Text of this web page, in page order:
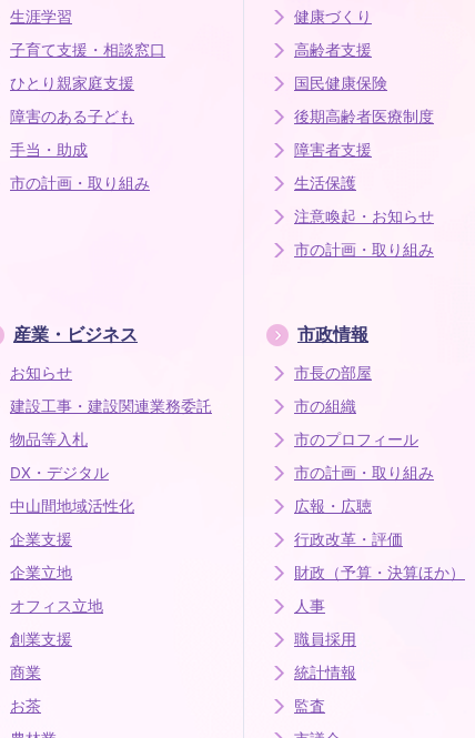
生涯学習
子育て支援・相談窓口
ひとり親家庭支援
障害のある子ども
手当・助成
市の計画・取り組み
健康づくり
高齢者支援
国民健康保険
後期高齢者医療制度
障害者支援
生活保護
注意喚起・お知らせ
市の計画・取り組み
産業・ビジネス
お知らせ
建設工事・建設関連業務委託
物品等入札
DX・デジタル
中山間地域活性化
企業支援
企業立地
オフィス立地
創業支援
商業
お茶
市政情報
市長の部屋
市の組織
市のプロフィール
市の計画・取り組み
広報・広聴
行政改革・評価
財政（予算・決算ほか）
人事
職員採用
統計情報
監査